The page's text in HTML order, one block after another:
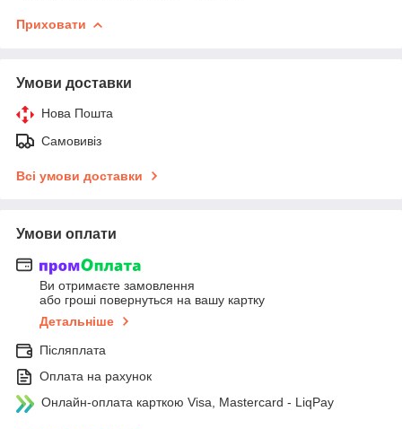
Приховати
Умови доставки
Нова Пошта
Самовивіз
Всі умови доставки
Умови оплати
Ви отримаєте замовлення
або гроші повернуться на вашу картку
Детальніше
Післяплата
Оплата на рахунок
Онлайн-оплата карткою Visa, Mastercard - LiqPay